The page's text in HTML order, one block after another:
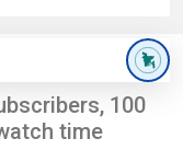
100
time